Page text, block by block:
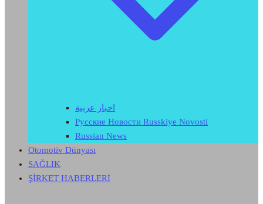
اخبار عربية
Русские Новости Russkiye Novosti
Russian News
Otomotiv Dünyası
SAĞLIK
ŞİRKET HABERLERİ